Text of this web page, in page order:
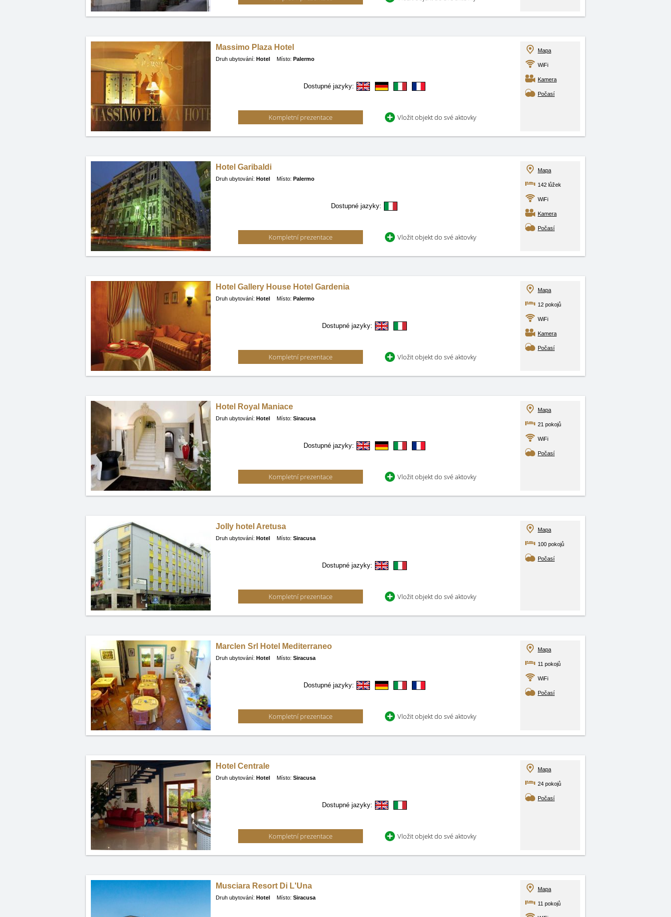
Massimo Plaza Hotel
Druh ubytování: Hotel Místo: Palermo
Dostupné jazyky:
Kompletní prezentace Vložit objekt do své aktovky
Mapa
WiFi
Kamera
Počasí
Hotel Garibaldi
Druh ubytování: Hotel Místo: Palermo
Dostupné jazyky:
Kompletní prezentace Vložit objekt do své aktovky
Mapa
142 lůžek
WiFi
Kamera
Počasí
Hotel Gallery House Hotel Gardenia
Druh ubytování: Hotel Místo: Palermo
Dostupné jazyky:
Kompletní prezentace Vložit objekt do své aktovky
Mapa
12 pokojů
WiFi
Kamera
Počasí
Hotel Royal Maniace
Druh ubytování: Hotel Místo: Siracusa
Dostupné jazyky:
Kompletní prezentace Vložit objekt do své aktovky
Mapa
21 pokojů
WiFi
Počasí
Jolly hotel Aretusa
Druh ubytování: Hotel Místo: Siracusa
Dostupné jazyky:
Kompletní prezentace Vložit objekt do své aktovky
Mapa
100 pokojů
Počasí
Marclen Srl Hotel Mediterraneo
Druh ubytování: Hotel Místo: Siracusa
Dostupné jazyky:
Kompletní prezentace Vložit objekt do své aktovky
Mapa
11 pokojů
WiFi
Počasí
Hotel Centrale
Druh ubytování: Hotel Místo: Siracusa
Dostupné jazyky:
Kompletní prezentace Vložit objekt do své aktovky
Mapa
24 pokojů
Počasí
Musciara Resort Di L'Una
Druh ubytování: Hotel Místo: Siracusa
Mapa
11 pokojů